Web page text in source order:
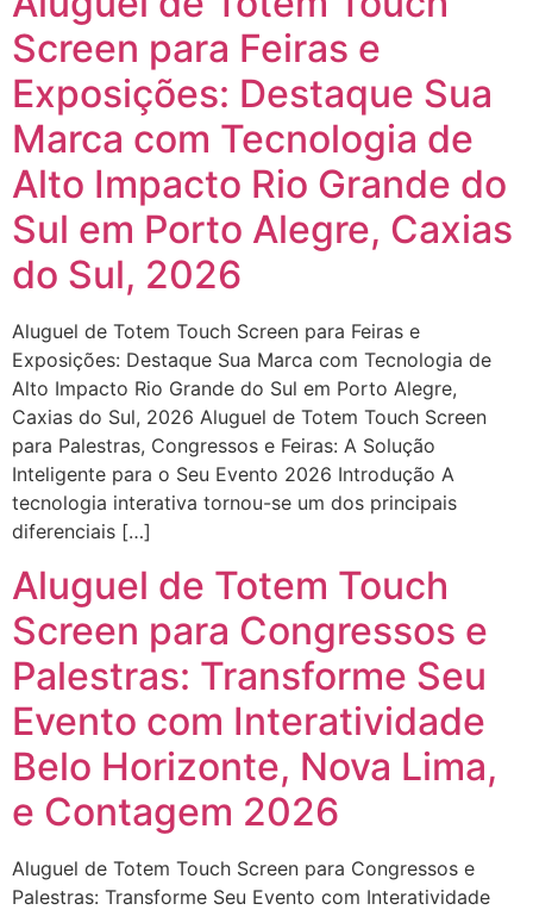
Screen para Feiras e
Exposições: Destaque Sua
Marca com Tecnologia de
Alto Impacto Rio Grande do
Sul em Porto Alegre, Caxias
do Sul, 2026
Aluguel de Totem Touch Screen para Feiras e
Exposições: Destaque Sua Marca com Tecnologia de
Alto Impacto Rio Grande do Sul em Porto Alegre,
Caxias do Sul, 2026 Aluguel de Totem Touch Screen
para Palestras, Congressos e Feiras: A Solução
Inteligente para o Seu Evento 2026 Introdução A
tecnologia interativa tornou-se um dos principais
diferenciais […]
Aluguel de Totem Touch
Screen para Congressos e
Palestras: Transforme Seu
Evento com Interatividade
Belo Horizonte, Nova Lima,
e Contagem 2026
Aluguel de Totem Touch Screen para Congressos e
Palestras: Transforme Seu Evento com Interatividade